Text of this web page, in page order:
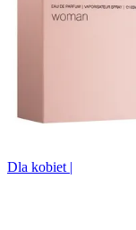
Dla kobiet |